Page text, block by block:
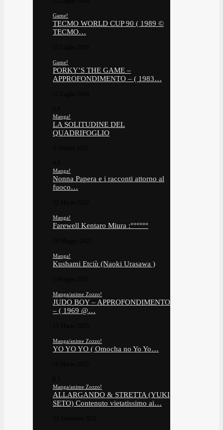
Game!
TECMO WORLD CUP 90 ( 1989 ©
TECMO…
Game!
PORKY’S THE GAME –
APPROFONDIMENTO – ( 1983…
Manga!
LA SOLITUDINE DEL
QUADRIFOGLIO
Manga!
Nonna Papera e i racconti attorno al
fuoco…
Manga!
Farewell Kentaro Miura :°°°°°°
Manga!
Kushami Etciù (Naoki Urasawa )
Manga/anime Zozzo!
JUDO BOY – APPROFONDIMENTO
– ( 1969 @…
Manga/anime Zozzo!
YO YO YO ( Omocha no Yo Yo…
Manga/anime Zozzo!
ALLARGANDO & STRETTA (YUKI
SETO) Contenuto vietatissimo ai…